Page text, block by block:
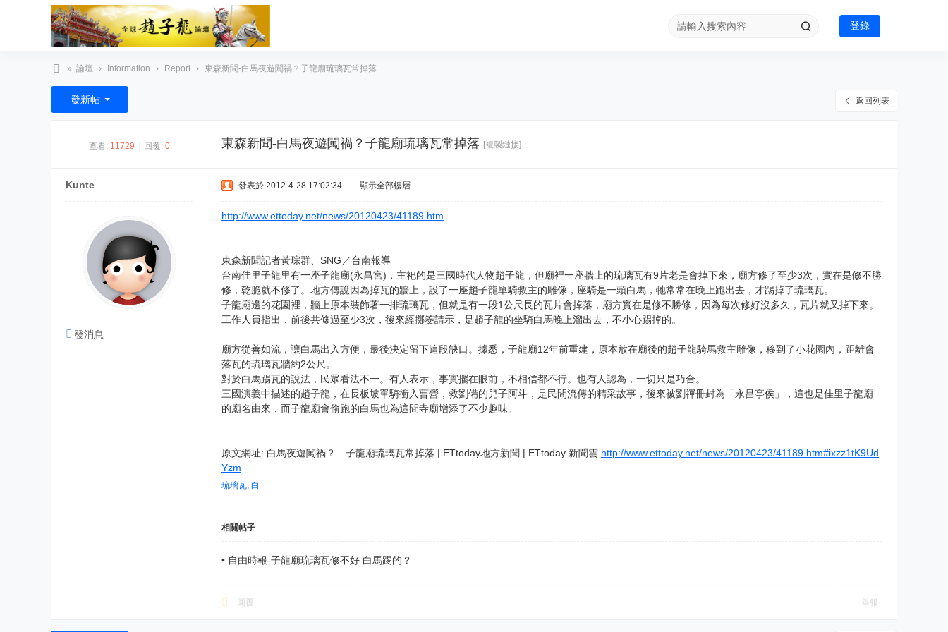
登錄
臺
灣
» 論壇 › Information › Report › 東森新聞-白馬夜遊闖禍？子龍廟琉璃瓦常掉落 ...
返回列表
發新帖
查看: 11729 回覆: 0 東森新聞-白馬夜遊闖禍？子龍廟琉璃瓦常掉落 [複製鏈接]
Kunte
發消息
發表於 2012-4-28 17:02:34 顯示全部樓層
http://www.ettoday.net/news/20120423/41189.htm
東森新聞記者黃琮群、SNG／台南報導
台南佳里子龍里有一座子龍廟(永昌宮)，主祀的是三國時代人物趙子龍，但廟裡一座牆上的琉璃瓦有9片老是會掉下來，廟方修了至少3次，實在是修不勝
修，乾脆就不修了。地方傳說因為掉瓦的牆上，設了一座趙子龍單騎救主的雕像，座騎是一頭白馬，牠常常在晚上跑出去，才踢掉了琉璃瓦。
子龍廟邊的花園裡，牆上原本裝飾著一排琉璃瓦，但就是有一段1公尺長的瓦片會掉落，廟方實在是修不勝修，因為每次修好沒多久，瓦片就又掉下來。
工作人員指出，前後共修過至少3次，後來經擲筊請示，是趙子龍的坐騎白馬晚上溜出去，不小心踢掉的。
廟方從善如流，讓白馬出入方便，最後決定留下這段缺口。據悉，子龍廟12年前重建，原本放在廟後的趙子龍騎馬救主雕像，移到了小花園內，距離會
落瓦的琉璃瓦牆約2公尺。
對於白馬踢瓦的說法，民眾看法不一。有人表示，事實擺在眼前，不相信都不行。也有人認為，一切只是巧合。
三國演義中描述的趙子龍，在長板坡單騎衝入曹營，救劉備的兒子阿斗，是民間流傳的精采故事，後來被劉禪冊封為「永昌亭侯」，這也是佳里子龍廟
的廟名由來，而子龍廟會偷跑的白馬也為這間寺廟增添了不少趣味。
原文網址: 白馬夜遊闖禍？ 子龍廟琉璃瓦常掉落 | ETtoday地方新聞 | ETtoday 新聞雲 http://www.ettoday.net/news/20120423/41189.htm#ixzz1tK9Ud
Yzm
琉璃瓦, 白
相關帖子
• 自由時報-子龍廟琉璃瓦修不好 白馬踢的？
回覆 舉報